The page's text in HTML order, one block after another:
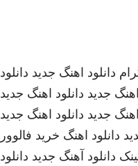
دانلود اهنگ جدید دانلود
اهنگ جدید دانلود اهنگ جدید
اهنگ جدید دانلود اهنگ جدید
دانلود اهنگ خرید فالوور
دانلود آهنگ جدید دانلود